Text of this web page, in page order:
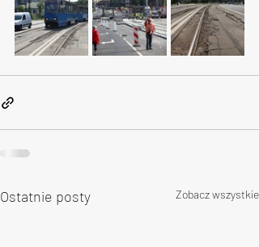
Ostatnie posty Zobacz wszystkie